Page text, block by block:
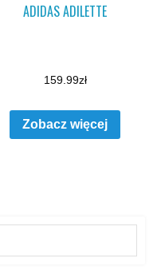
ADIDAS ADILETTE
159.99zł
Zobacz więcej